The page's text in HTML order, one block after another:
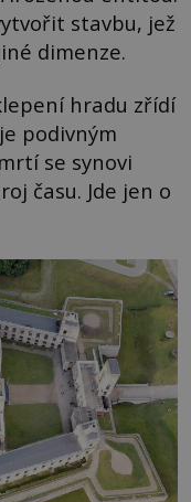
stavbu, jež
dimenze.
hradu zřídí
podivným
se synovi
času. Jde jen o